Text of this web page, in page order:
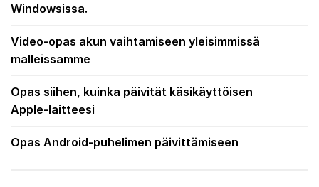
Windowsissa.
Video-opas akun vaihtamiseen yleisimmissä
malleissamme
Opas siihen, kuinka päivität käsikäyttöisen
Apple-laitteesi
Opas Android-puhelimen päivittämiseen